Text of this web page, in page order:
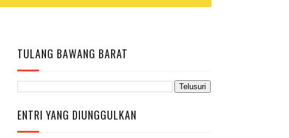
TULANG BAWANG BARAT
ENTRI YANG DIUNGGULKAN